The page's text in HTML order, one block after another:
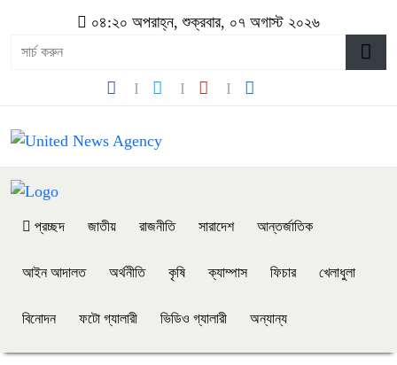
০৪:২০ অপরাহ্ন, শুক্রবার, ০৭ অগাস্ট ২০২৬
প্রচ্ছদ জাতীয় রাজনীতি সারাদেশ আন্তর্জাতিক
আইন আদালত অর্থনীতি কৃষি ক্যাম্পাস ফিচার খেলাধুলা
বিনোদন ফটো গ্যালারী ভিডিও গ্যালারী অন্যান্য